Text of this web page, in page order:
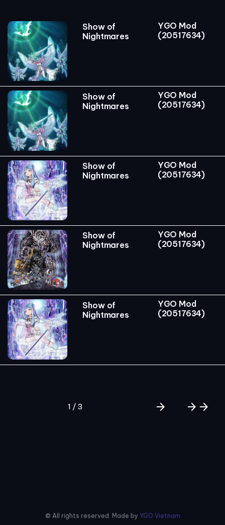
Show of
Nightmares
YGO Mod
(20517634)
Show of
Nightmares
YGO Mod
(20517634)
Show of
Nightmares
YGO Mod
(20517634)
Show of
Nightmares
YGO Mod
(20517634)
Show of
Nightmares
YGO Mod
(20517634)
1 / 3 arrow_forward arrow_forward arrow_forward
© All rights reserved. Made by YGO Vietnam